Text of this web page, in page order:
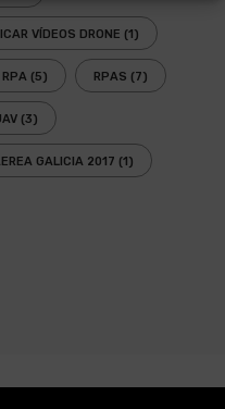
VÍDEOS DRONE (1)
RPA (5) RPAS (7)
(3)
GALICIA 2017 (1)